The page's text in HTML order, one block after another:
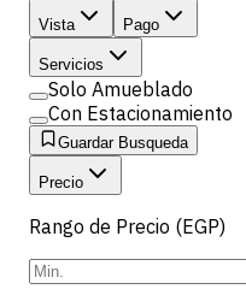
Vista Pago
Servicios
Solo Amueblado
Con Estacionamiento
Guardar Busqueda
Precio
Rango de Precio (EGP)